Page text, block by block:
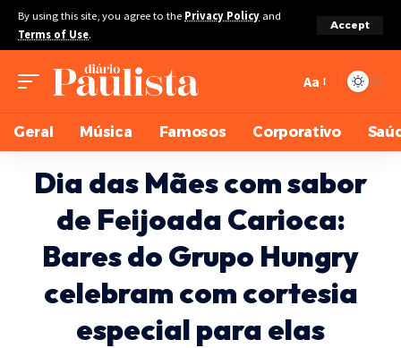
By using this site, you agree to the Privacy Policy and
Terms of Use.
Accept
Aa
Geral Música Famosos Corporativo
Dia das Mães com sabor
de Feijoada Carioca:
Bares do Grupo Hungry
celebram com cortesia
especial para elas